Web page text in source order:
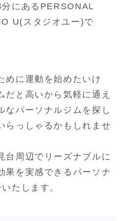
にあるPERSONAL
U(スタジオユー)で
めに運動を始めたいけ
だと高いから気軽に通え
なパーソナルジムを探し
らっしゃるかもしれませ
台周辺でリーズナブルに
果を実感できるパーソナ
たします。